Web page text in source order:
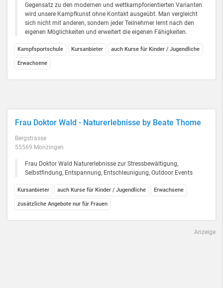
Gegensatz zu den modernen und wettkampforientierten Varianten
wird unsere Kampfkunst ohne Kontakt ausgeübt. Man vergleicht
sich nicht mit anderen, sondern jeder Teilnehmer lernt nach den
eigenen Möglichkeiten und erweitert die eigenen Fähigkeiten.
Kampfsportschule Kursanbieter auch Kurse für Kinder / Jugendliche
Erwachsene
Frau Doktor Wald - Naturerlebnisse by Beate Thome
Bergstrasse
55569 Monzingen
Frau Doktor Wald Naturerlebnisse zur Stressbewältigung,
Selbstfindung, Entspannung, Entschleunigung, Outdoor Events
Kursanbieter auch Kurse für Kinder / Jugendliche Erwachsene
zusätzliche Angebote nur für Frauen
Anzeige